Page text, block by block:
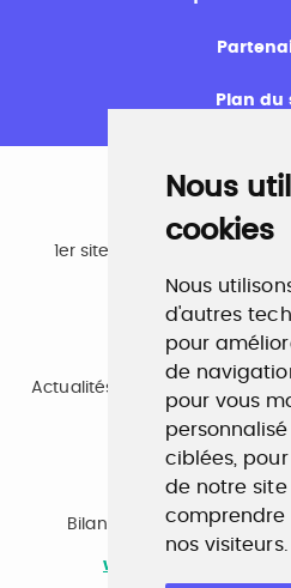
Nous
cookies
Nous
d'autres
pour
de
pour vous
ciblées,
de notre
nos visiteurs.
Plan du
Emploi
1er site emploi du secteur
Actualités, guide et annuaire
de la
Bilan de compétences,
recherche d'emploi,
www.profilculture-